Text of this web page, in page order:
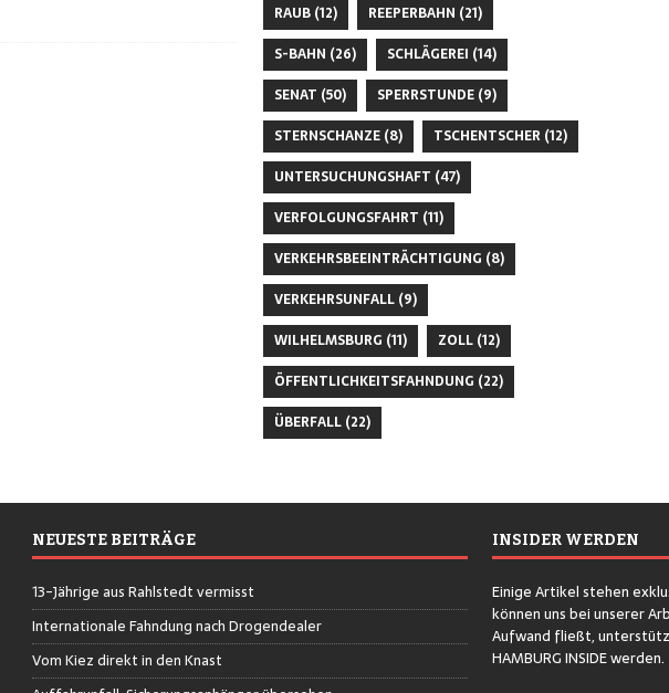
RAUB(12) REEPERBAHN (21)
S-BAHN (26) SCHLÄGEREI (14)
SENAT (50) SPERRSTUNDE(9)
STERNSCHANZE(8) TSCHENTSCHER (12)
UNTERSUCHUNGSHAFT (47)
VERFOLGUNGSFAHRT (11)
VERKEHRSBEEINTRÄCHTIGUNG (8)
VERKEHRSUNFALL(9)
WILHELMSBURG (11) ZOLL(12)
ÖFFENTLICHKEITSFAHNDUNG (22)
ÜBERFALL(22)
NEUESTE BEITRÄGE
13-Jährige aus Rahlstedt vermisst
Internationale Fahndung nach Drogendealer
Vom Kiez direkt in den Knast
INSIDER WERDEN
Einige Artikel stehen
können uns bei unserer
Aufwand fließt,
HAMBURG INSIDE werden.